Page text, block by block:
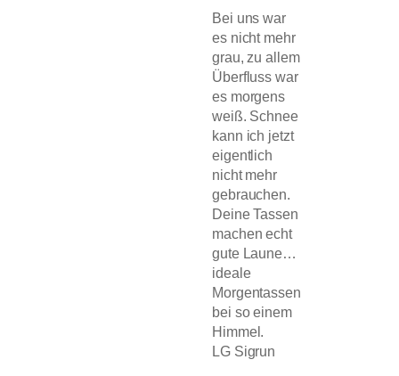
Bei uns war
es nicht mehr
grau, zu allem
Überfluss war
es morgens
weiß. Schnee
kann ich jetzt
eigentlich
nicht mehr
gebrauchen.
Deine Tassen
machen echt
gute Laune…
ideale
Morgentassen
bei so einem
Himmel.
LG Sigrun